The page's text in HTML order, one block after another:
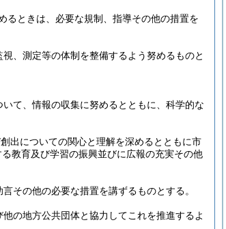
るときは、必要な規制、指導その他の措置を
、測定等の体制を整備するよう努めるものと
て、情報の収集に努めるとともに、科学的な
出についての関心と理解を深めるとともに市
教育及び学習の振興並びに広報の充実その他
その他の必要な措置を講ずるものとする。
の地方公共団体と協力してこれを推進するよ